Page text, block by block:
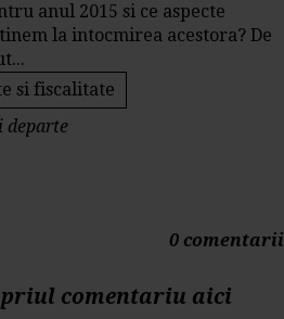
anul 2015 si ce aspecte
la intocmirea acestora? De
si fiscalitate
departe
0 comentarii
comentariu aici